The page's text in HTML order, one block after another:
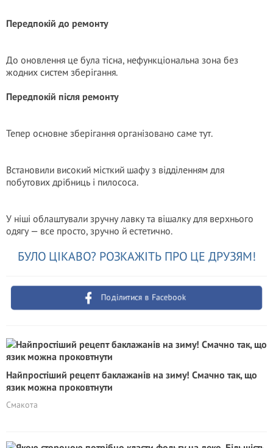
Передпокій до ремонту
До оновлення це була тісна, нефункціональна зона без
жодних систем зберігання.
Передпокій після ремонту
Тепер основне зберігання організовано саме тут.
Встановили високий місткий шафу з відділенням для
побутових дрібниць і пилососа.
У ніші облаштували зручну лавку та вішалку для верхнього
одягу — все просто, зручно й естетично.
БУЛО ЦІКАВО? РОЗКАЖІТЬ ПРО ЦЕ ДРУЗЯМ!
Поділитися в Facebook
Найпростіший рецепт баклажанів на зиму! Смачно так, що
язик можна проковтнути
Смакота